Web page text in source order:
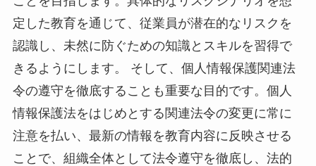
定した教育を通じて、従業員が潜在的なリスクを
認識し、未然に防ぐための知識とスキルを習得で
きるようにします。 そして、個人情報保護関連法
令の遵守を徹底することも重要な目的です。個人
情報保護法をはじめとする関連法令の変更に常に
注意を払い、最新の情報を教育内容に反映させる
ことで、組織全体として法令遵守を徹底し、法的